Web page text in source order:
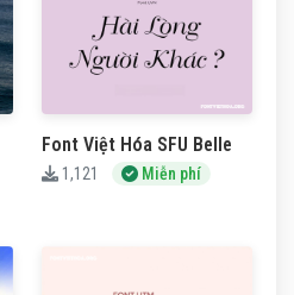
Font Việt Hóa SFU Belle
1,121 Miễn phí